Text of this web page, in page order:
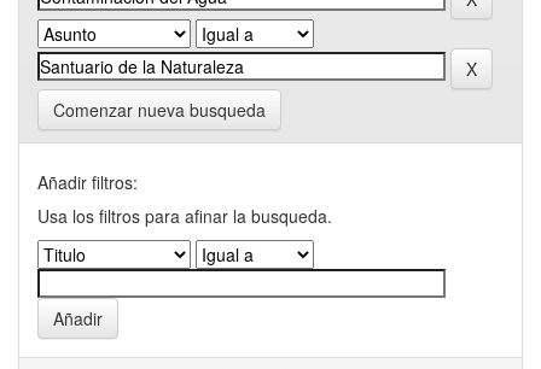
Comenzar nueva busqueda
Añadir filtros:
Usa los filtros para afinar la busqueda.